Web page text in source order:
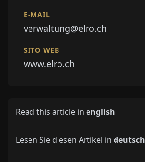
E-MAIL
verwaltung@elro.ch
SITO WEB
www.elro.ch
Read this article in english
Lesen Sie diesen Artikel in deutsch